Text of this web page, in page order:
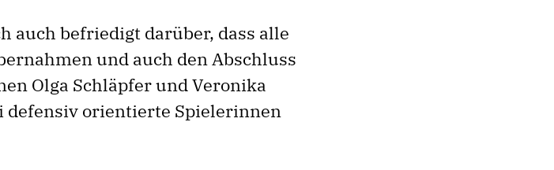
auch befriedigt darüber, dass alle
und auch den Abschluss
Olga Schläpfer und Veronika
defensiv orientierte Spielerinnen